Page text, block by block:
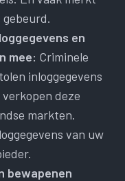
en
mee: Criminele
inloggegevens
deze
markten.
van uw
bewapenen